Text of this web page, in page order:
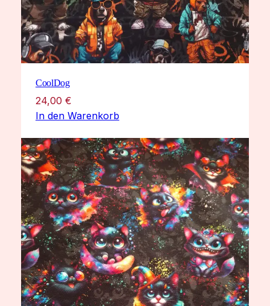
CoolDog
24,00 €
In den Warenkorb